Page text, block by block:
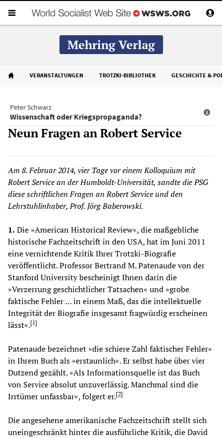
Mehring Verlag
VERANSTALTUNGEN TROTZKI-BIBLIOTHEK GESCHICHTE &
Peter Schwarz
Wissenschaft oder Kriegspropaganda?
Neun Fragen an Robert Service
Am 8. Februar 2014, vier Tage vor einem Kolloquium mit
Robert Service an der Humboldt-Universität, sandte die PSG
diese schriftlichen Fragen an Robert Service und den
Lehrstuhlinhaber, Prof. Jörg Baberowski.
1. Die »American Historical Review«, die maßgebliche
historische Fachzeitschrift in den USA, hat im Juni 2011
eine vernichtende Kritik Ihrer Trotzki-Biografie
veröffentlicht. Professor Bertrand M. Patenaude von der
Stanford University bescheinigt Ihnen darin die
»Verzerrung geschichtlicher Tatsachen« und »grobe
faktische Fehler … in einem Maß, das die intellektuelle
Integrität der Biografie insgesamt fragwürdig erscheinen
lässt«.[1]
Patenaude bezeichnet »die schiere Zahl faktischer Fehler«
in Ihrem Buch als »erstaunlich«. Er selbst habe über vier
Dutzend gezählt. »Als Informationsquelle ist das Buch
von Service absolut unzuverlässig. Manchmal sind die
Irrtümer unfassbar«, folgert er.[2]
Die angesehene amerikanische Fachzeitschrift stellt sich
uneingeschränkt hinter die ausführliche Kritik, die David